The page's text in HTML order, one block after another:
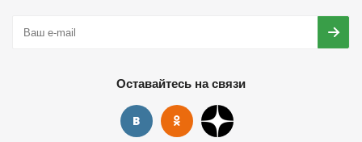
Оставайтесь на связи